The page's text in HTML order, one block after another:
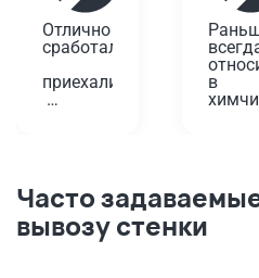
Отлично
сработали,
приехали
старую
плиту.
Водитель
в
так
Часто
вывозу стенки